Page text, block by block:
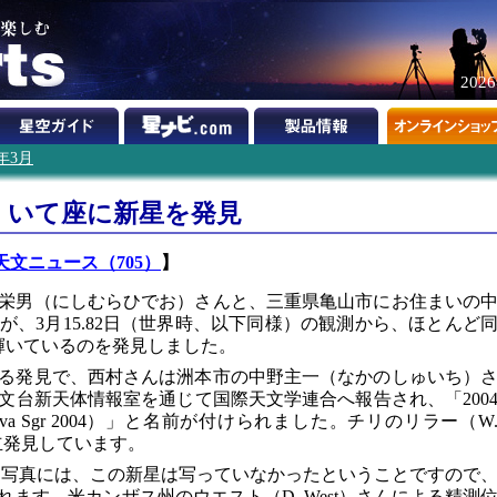
3月
て座に新星を発見
ニュース（705） 】
男（にしむらひでお）さんと、三重県亀山市にお住まいの中
、3月15.82日（世界時、以下同様）の観測から、ほとんど同
ているのを発見しました。
発見で、西村さんは洲本市の中野主一（なかのしゅいち）さ
台新天体情報室を通じて国際天文学連合へ報告され、「2004
Sgr 2004）」と名前が付けられました。チリのリラー（W.
見しています。
真には、この新星は写っていなかったということですので、